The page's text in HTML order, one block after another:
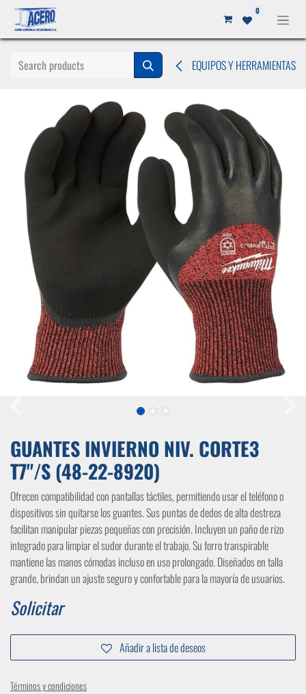
Ir al contenido 0
EQUIPOS Y HERRAMIENTAS
GUANTES INVIERNO NIV. CORTE3
T7"/S (48-22-8920)
Ofrecen compatibilidad con pantallas táctiles, permitiendo usar el teléfono o
dispositivos sin quitarse los guantes. Sus puntas de dedos de alta destreza
facilitan manipular piezas pequeñas con precisión. Incluyen un paño de rizo
integrado para limpiar el sudor durante el trabajo. Su forro transpirable
mantiene las manos cómodas incluso en uso prolongado. Diseñados en talla
grande, brindan un ajuste seguro y confortable para la mayoría de usuarios.
Solicitar
Añadir a lista de deseos
Términos y condiciones